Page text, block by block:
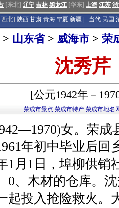
[东北] 辽宁 吉林 黑龙江 [华东] 上海 江苏
[西北] 陕西 甘肃 青海 宁夏 新疆 当代 民国
> 山东省> 威海市 > 荣
沈秀芹
[公元1942年－
荣成市景点 荣成市特产 荣成市地名
女。荣成
年初中毕业后回
1月1日，埠柳供销
0、木材的仓库。
起投入抢险救火。